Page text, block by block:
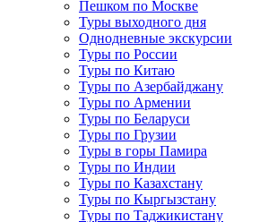
Пешком по Москве
Туры выходного дня
Однодневные экскурсии
Туры по России
Туры по Китаю
Туры по Азербайджану
Туры по Армении
Туры по Беларуси
Туры по Грузии
Туры в горы Памира
Туры по Индии
Туры по Казахстану
Туры по Кыргызстану
Туры по Таджикистану